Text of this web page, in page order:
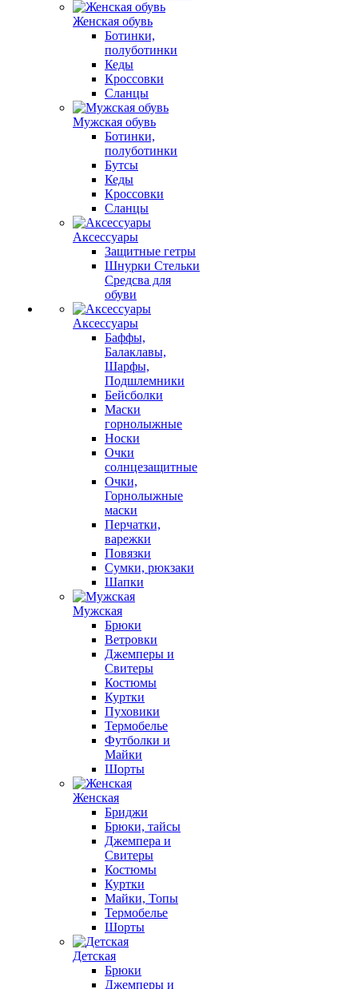
Женская обувь
Ботинки,
полуботинки
Кеды
Кроссовки
Сланцы
Мужская обувь
Ботинки,
полуботинки
Бутсы
Кеды
Кроссовки
Сланцы
Аксессуары
Защитные гетры
Шнурки Стельки
Средсва для
обуви
Аксессуары
Баффы,
Балаклавы,
Шарфы,
Подшлемники
Бейсболки
Маски
горнолыжные
Носки
Очки
солнцезащитные
Очки,
Горнолыжные
маски
Перчатки,
варежки
Повязки
Сумки, рюкзаки
Шапки
Мужская
Брюки
Ветровки
Джемперы и
Свитеры
Костюмы
Куртки
Пуховики
Термобелье
Футболки и
Майки
Шорты
Женская
Бриджи
Брюки, тайсы
Джемпера и
Свитеры
Костюмы
Куртки
Майки, Топы
Термобелье
Шорты
Детская
Брюки
Джемперы и